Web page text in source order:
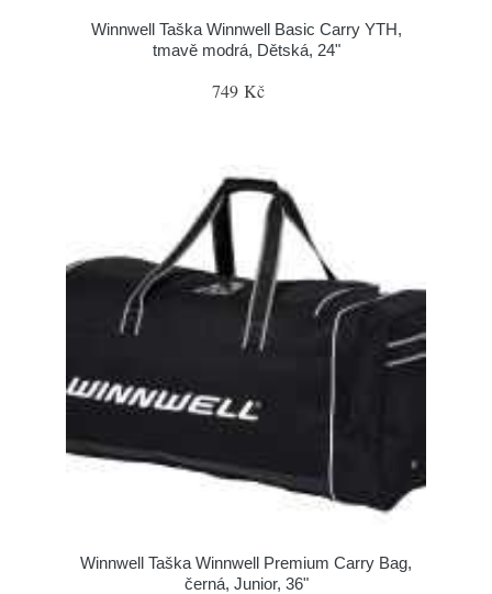
Winnwell Taška Winnwell Basic Carry YTH,
tmavě modrá, Dětská, 24"
749 Kč
Winnwell Taška Winnwell Premium Carry Bag,
černá, Junior, 36"